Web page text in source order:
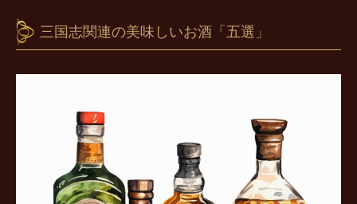
三国志関連の美味しいお酒「五選」